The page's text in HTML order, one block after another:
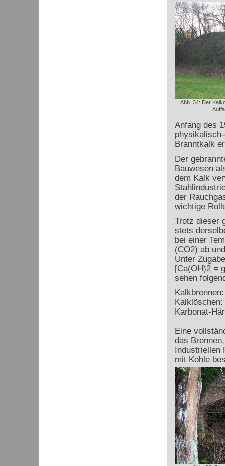
Abb. 34: Der
Anfang des
Branntkalk
Der
Bauwesen
dem Kalk
der
wichtige
Trotz dieser
stets
bei einer
(CO2) ab
Unter
[Ca(OH)2=
sehen
Karbonat-
Eine
das
Industriellen
mit Kohle